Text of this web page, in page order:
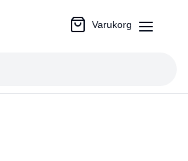
Varukorg